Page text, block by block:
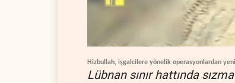
Hizbullah, işgalcilere yönelik operasyonlardan
Lübnan sınır hattında